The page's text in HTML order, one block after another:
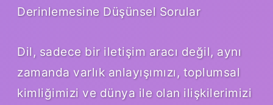
Derinlemesine Düşünsel Sorular
Dil, sadece bir iletişim aracı değil, aynı
zamanda varlık anlayışımızı, toplumsal
kimliğimizi ve dünya ile olan ilişkilerimizi